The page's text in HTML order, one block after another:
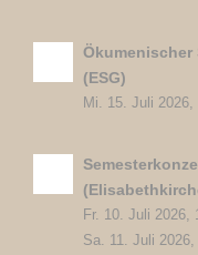
(ESG)
Mi. 15. Juli 2026,
Fr. 10. Juli 2026,
Sa. 11. Juli